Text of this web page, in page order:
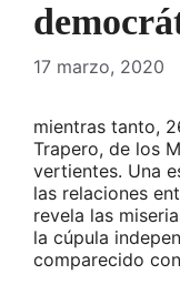
17 marzo, 2020
mientras tanto,
Trapero, de los
vertientes. Una
las relaciones
revela las
la cúpula
comparecido